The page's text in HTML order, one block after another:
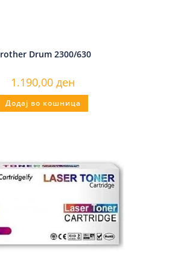
Drum 2300/630
1.190,00 ден
Додај во кошница